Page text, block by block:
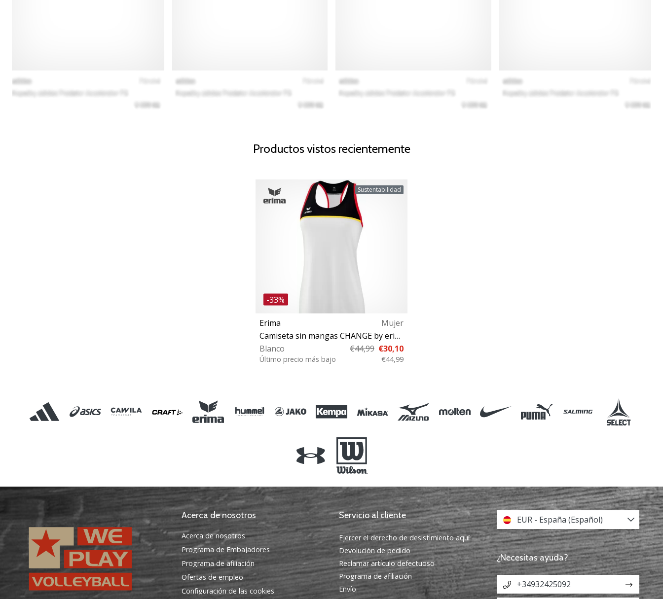
Productos vistos recientemente
Sustentabilidad
-33%
Erima
Mujer
Camiseta sin mangas CHANGE by erima Tank Top
Blanco
€44,99 €30,10
Último precio más bajo €44,99
Acerca de nosotros
Acerca de nosotros
Programa de Embajadores
Programa de afiliación
Ofertas de empleo
Configuración de las cookies
Servicio al cliente
Ejercer el derecho de desistimiento aquí
Devolución de pedido
Reclamar artículo defectuoso
Programa de afiliación
Envío
EUR - España (Español)
¿Necesitas ayuda?
+34932425092